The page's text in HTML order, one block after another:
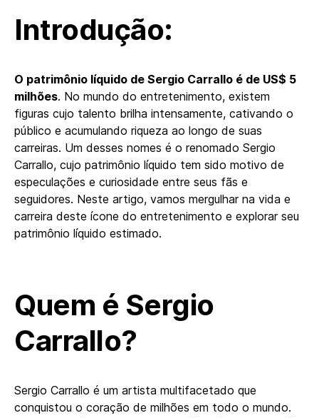
Introdução:
O patrimônio líquido de Sergio Carrallo é de US$ 5
milhões. No mundo do entretenimento, existem
figuras cujo talento brilha intensamente, cativando o
público e acumulando riqueza ao longo de suas
carreiras. Um desses nomes é o renomado Sergio
Carrallo, cujo patrimônio líquido tem sido motivo de
especulações e curiosidade entre seus fãs e
seguidores. Neste artigo, vamos mergulhar na vida e
carreira deste ícone do entretenimento e explorar seu
patrimônio líquido estimado.
Quem é Sergio
Carrallo?
Sergio Carrallo é um artista multifacetado que
conquistou o coração de milhões em todo o mundo.